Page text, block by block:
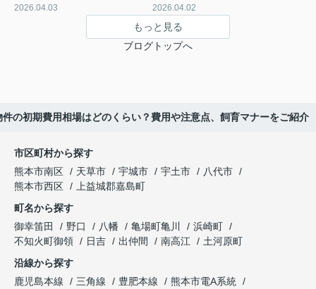
2026.04.03 2026.04.02
もっと見る
ブログトップへ
件の初期費用相場はどのくらい？費用や注意点、飼育マナーをご紹介
市区町村から探す
熊本市南区
天草市 宇城市 宇土市
八代市
熊本市西区
上益城郡嘉島町
町名から探す
御幸笛田
野口 八幡 亀場町亀川
浜崎町
不知火町御領
日吉 出仲間 南高江
土河原町
沿線から探す
鹿児島本線
三角線 豊肥本線
熊本市電A系統